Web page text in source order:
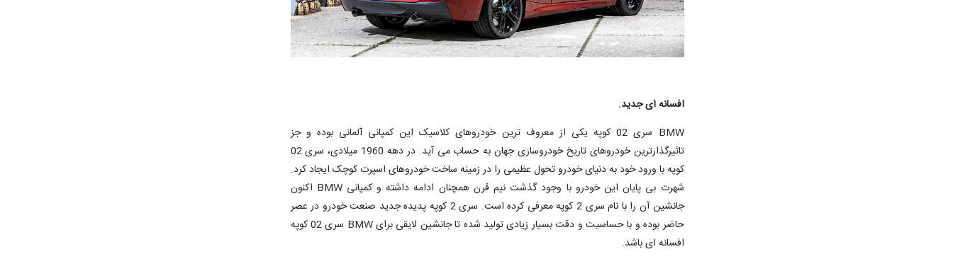
افسانه ای جدید.
BMW سری 02 کوپه یکی از معروف ترین خودروهای کلاسیک این کمپانی آلمانی بوده و جز
تاثیرگذارترین خودروهای تاریخ خودروسازی جهان به حساب می آید. در دهه 1960 میلادی، سری 02
کوپه با ورود خود به دنیای خودرو تحول عظیمی را در زمینه ساخت خودروهای اسپرت کوچک ایجاد کرد.
شهرت بی پایان این خودرو با وجود گذشت نیم قرن همچنان ادامه داشته و کمپانی BMW اکنون
جانشین آن را با نام سری 2 کوپه معرفی کرده است. سری 2 کوپه پدیده جدید صنعت خودرو در عصر
حاضر بوده و با حساسیت و دقت بسیار زیادی تولید شده تا جانشین لایقی برای BMW سری 02 کوپه
افسانه ای باشد.